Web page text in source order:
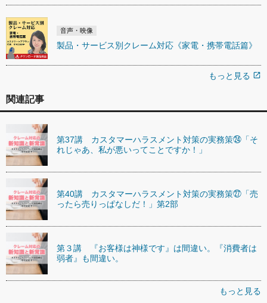
音声・映像
製品・サービス別クレーム対応《家電・携帯電話篇》
もっと見る open_in_new
関連記事
第37講 カスタマーハラスメント対策の実務策㉔「そ
れじゃあ、私が悪いってことですか！」
第40講 カスタマーハラスメント対策の実務策㉗「売
ったら売りっぱなしだ！」第2部
第３講 『お客様は神様です』は間違い。『消費者は
弱者』も間違い。
もっと見る